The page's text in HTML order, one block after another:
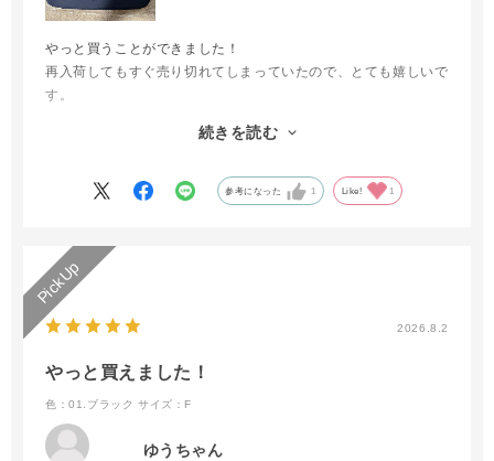
やっと買うことができました！
再入荷してもすぐ売り切れてしまっていたので、とても嬉しいで
す。
2wayなのも使い勝手が良いと思います。
早い発送ありがとうございます。
続きを読む
参考になった 1 Like! 1
2026.8.2
やっと買えました！
色：01.ブラック サイズ：F
ゆうちゃん